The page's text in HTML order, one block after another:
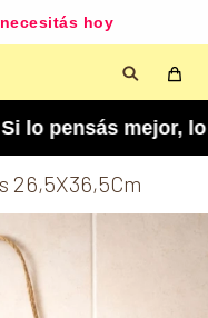
hoy
mejor, lo
26,5X36,5Cm